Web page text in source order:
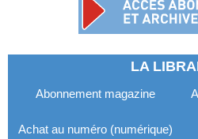
LA
Abonnement magazine
Achat au numéro (numérique)